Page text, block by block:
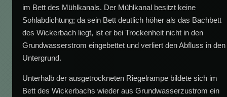
im Bett des Mühlkanals. Der Mühlkanal besitzt keine
Sohlabdichtung; da sein Bett deutlich höher als das Bachbett
des Wickerbach liegt, ist er bei Trockenheit nicht in den
Grundwasserstrom eingebettet und verliert den Abfluss in den
Untergrund.
Unterhalb der ausgetrockneten Riegelrampe bildete sich im
Bett des Wickerbachs wieder aus Grundwasserzustrom ein